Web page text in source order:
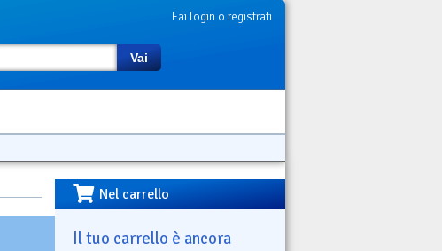
Fai login o registrati
Vai
Nel carrello
Il tuo carrello è ancora